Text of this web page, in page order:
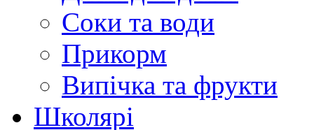
Соки та води
Прикорм
Випічка та фрукти
Школярі